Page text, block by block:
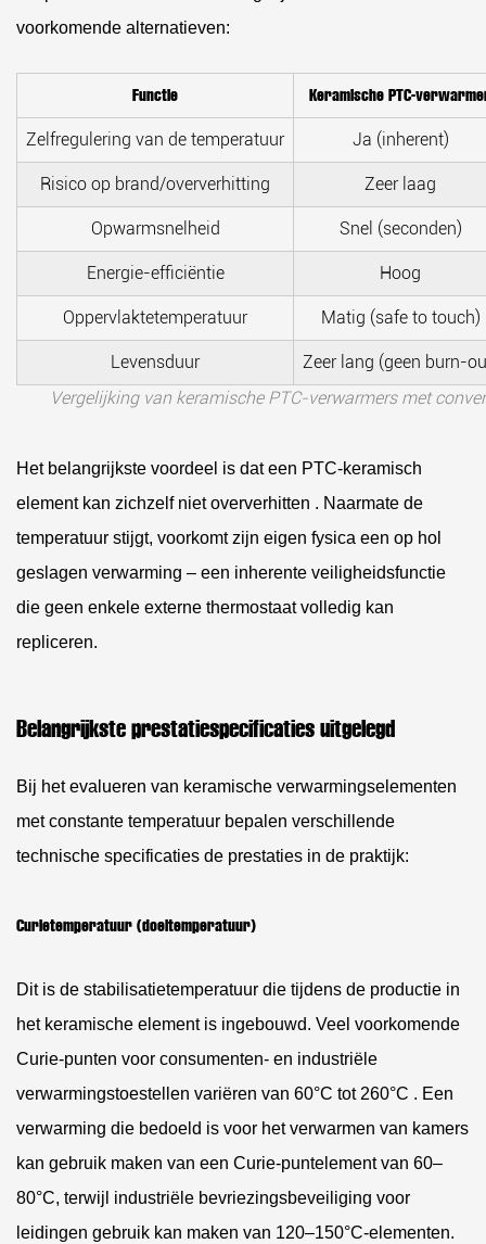
voorkomende alternatieven:
Vergelijking van keramische PTC-verwarmers met
Functie Keramische PTC-
Zelfregulering van de temperatuur Ja (inherent)
Risico op brand/oververhitting Zeer laag
Opwarmsnelheid Snel (seconden)
Energie-efficiëntie Hoog
Oppervlaktetemperatuur Matig (safe to touch)
Levensduur Zeer lang (geen burn-
Het belangrijkste voordeel is dateen PTC-keramisch
element kan zichzelf niet oververhitten . Naarmate de
temperatuur stijgt, voorkomt zijn eigen fysica een op hol
geslagen verwarming – een inherente veiligheidsfunctie
die geen enkele externe thermostaat volledig kan
repliceren.
Belangrijkste prestatiespecificaties uitgelegd
Bij het evalueren van keramische verwarmingselementen
met constante temperatuur bepalen verschillende
technische specificaties de prestaties in de praktijk:
Curietemperatuur (doeltemperatuur)
Dit is de stabilisatietemperatuur die tijdens de productie in
het keramische element is ingebouwd. Veel voorkomende
Curie-punten voor consumenten- en industriële
verwarmingstoestellen variëren van 60°C tot 260°C . Een
verwarming die bedoeld is voor het verwarmen van kamers
kan gebruik maken van een Curie-puntelement van 60–
80°C, terwijl industriële bevriezingsbeveiliging voor
leidingen gebruik kan maken van 120–150°C-elementen.